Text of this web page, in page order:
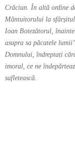
Crăciun. În altă ordine
Mântuitorului la
Ioan Botezătorul,
asupra sa păcatele
Domnului, îndreptați
imoral, ce ne
sufletească.